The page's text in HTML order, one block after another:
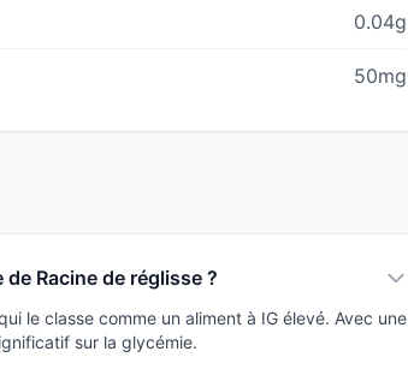
0.04g
50mg
Racine de réglisse ?
le classe comme un aliment à IG élevé. Avec une
sur la glycémie.